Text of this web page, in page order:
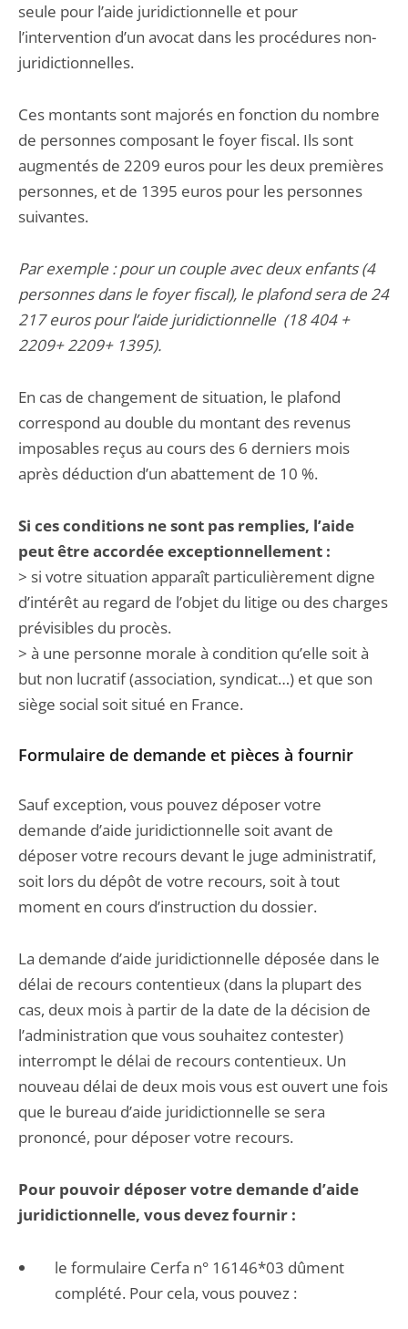
seule pour l’aide juridictionnelle et pour
l’intervention d’un avocat dans les procédures non-
juridictionnelles.
Ces montants sont majorés en fonction du nombre
de personnes composant le foyer fiscal. Ils sont
augmentés de 2209 euros pour les deux premières
personnes, et de 1395 euros pour les personnes
suivantes.
Par exemple : pour un couple avec deux enfants (4
personnes dans le foyer fiscal), le plafond sera de 24
217 euros pour l’aide juridictionnelle (18 404 +
2209+ 2209+ 1395).
En cas de changement de situation, le plafond
correspond au double du montant des revenus
imposables reçus au cours des 6 derniers mois
après déduction d’un abattement de 10 %.
Si ces conditions ne sont pas remplies, l’aide
peut être accordée exceptionnellement :
> si votre situation apparaît particulièrement digne
d’intérêt au regard de l’objet du litige ou des charges
prévisibles du procès.
> à une personne morale à condition qu’elle soit à
but non lucratif (association, syndicat…) et que son
siège social soit situé en France.
Formulaire de demande et pièces à fournir
Sauf exception, vous pouvez déposer votre
demande d’aide juridictionnelle soit avant de
déposer votre recours devant le juge administratif,
soit lors du dépôt de votre recours, soit à tout
moment en cours d’instruction du dossier.
La demande d’aide juridictionnelle déposée dans le
délai de recours contentieux (dans la plupart des
cas, deux mois à partir de la date de la décision de
l’administration que vous souhaitez contester)
interrompt le délai de recours contentieux. Un
nouveau délai de deux mois vous est ouvert une fois
que le bureau d’aide juridictionnelle se sera
prononcé, pour déposer votre recours.
Pour pouvoir déposer votre demande d’aide
juridictionnelle, vous devez fournir :
le formulaire Cerfa n° 16146*03 dûment
complété. Pour cela, vous pouvez :